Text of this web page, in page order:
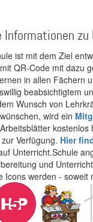
Informationen
ist mit dem Ziel
QR-Code mit dazu
in allen Fächern
beabsichtigtem
Wunsch von
wird ein
Verfügung. Hier
Unterricht.Schule
und
Icons werden -